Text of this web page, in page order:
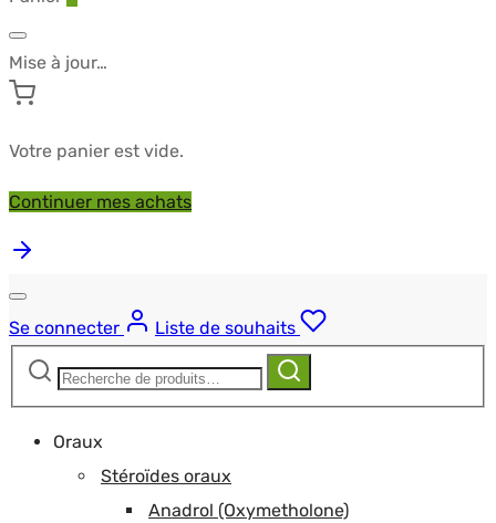
Mise à jour…
Votre panier est vide.
Continuer mes achats
Se connecter
Liste de souhaits
Recherche
Recherche
Oraux
Stéroïdes oraux
Anadrol (Oxymetholone)